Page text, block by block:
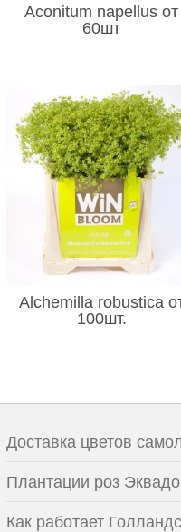
Aconitum napellus от
60шт
Alchemilla robustica
100шт.
Доставка цветов
Плантации роз
Как работает